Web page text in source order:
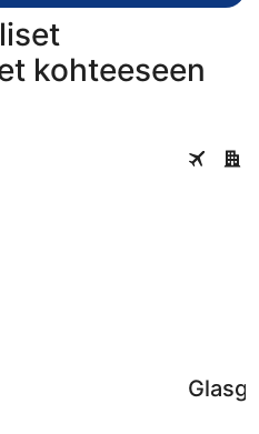
kohteeseen
Glasgow